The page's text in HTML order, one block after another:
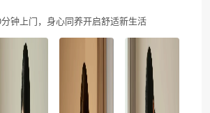
钟上门，身心同养开启舒适新生活